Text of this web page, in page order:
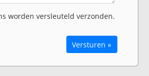
worden versleuteld verzonden.
Versturen »